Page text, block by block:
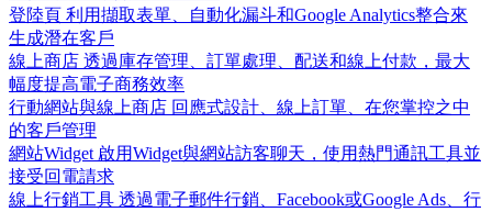
登陸頁 利用擷取表單、自動化漏斗和Google Analytics整合來
生成潛在客戶
線上商店 透過庫存管理、訂單處理、配送和線上付款，最大
幅度提高電子商務效率
行動網站與線上商店 回應式設計、線上訂單、在您掌控之中
的客戶管理
網站Widget 啟用Widget與網站訪客聊天，使用熱門通訊工具並
接受回電請求
線上行銷工具 透過電子郵件行銷、Facebook或Google Ads、行